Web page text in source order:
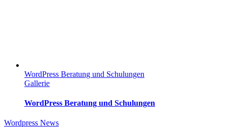
WordPress Beratung und Schulungen
Gallerie
WordPress Beratung und Schulungen
Wordpress News